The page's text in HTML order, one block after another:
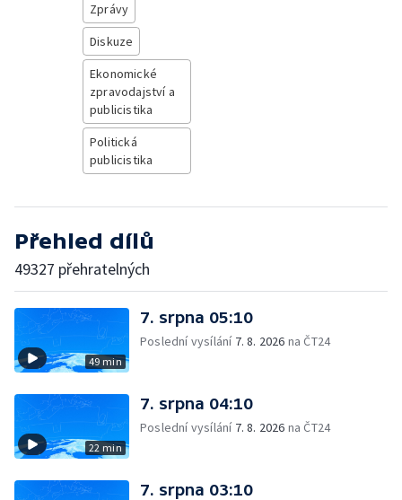
Zprávy
Diskuze
Ekonomické
zpravodajství a
publicistika
Politická
publicistika
Přehled dílů
49327 přehratelných
49 min
7. srpna 05:10
Poslední vysílání 7. 8. 2026 na ČT24
22 min
7. srpna 04:10
Poslední vysílání 7. 8. 2026 na ČT24
7. srpna 03:10